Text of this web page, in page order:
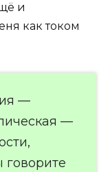
и
как током
—
—
говорите